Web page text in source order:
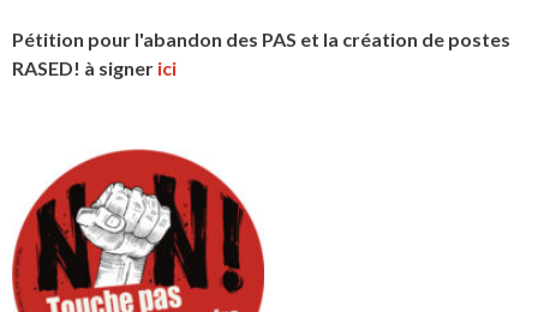
Pétition pour l'abandon des PAS et la création de postes
RASED! à signer ici